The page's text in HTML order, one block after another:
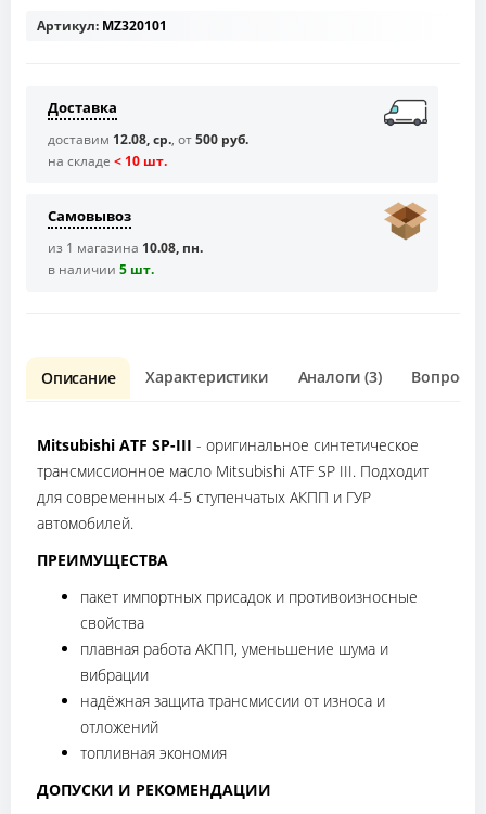
Артикул: MZ320101
Доставка
доставим 12.08, ср., от500 руб.
на складе < 10 шт.
Самовывоз
из 1 магазина 10.08, пн.
в наличии 5 шт.
Описание Характеристики Аналоги (3) Вопрос о
Mitsubishi ATF SP-III - оригинальное синтетическое
трансмиссионное масло Mitsubishi ATF SP III. Подходит
для современных 4-5 ступенчатых АКПП и ГУР
автомобилей.
ПРЕИМУЩЕСТВА
пакет импортных присадок и противоизносные
свойства
плавная работа АКПП, уменьшение шума и
вибрации
надёжная защита трансмиссии от износа и
отложений
топливная экономия
ДОПУСКИ И РЕКОМЕНДАЦИИ